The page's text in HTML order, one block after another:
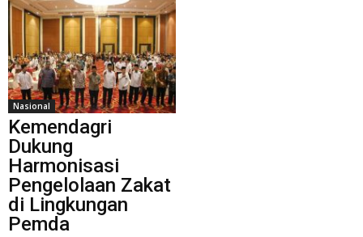
Nasional
Kemendagri
Dukung
Harmonisasi
Pengelolaan Zakat
di Lingkungan
Pemda